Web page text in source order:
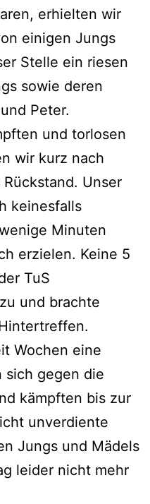
erhielten wir
einigen Jungs
Stelle ein riesen
sowie deren
Peter.
und torlosen
wir kurz nach
Unser
keinesfalls
Minuten
erzielen. Keine 5
TuS
und brachte
Wochen eine
sich gegen die
kämpften bis zur
unverdiente
Jungs und Mädels
leider nicht mehr